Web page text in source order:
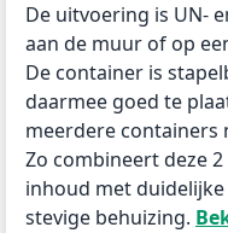
De uitvoering is UN-
aan de muur of op
De container is
daarmee goed te
meerdere containers
Zo combineert deze
inhoud met
stevige behuizing.